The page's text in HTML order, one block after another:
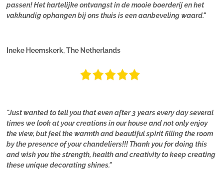
passen! Het hartelijke ontvangst in de mooie boerderij en het
vakkundig ophangen bij ons thuis is een aanbeveling waard."
Ineke Heemskerk, The Netherlands
"Just wanted to tell you that even after 3 years every day several
times we look at your creations in our house and not only enjoy
the view, but feel the warmth and beautiful spirit filling the room
by the presence of your chandeliers!!! Thank you for doing this
and wish you the strength, health and creativity to keep creating
these unique decorating shines."